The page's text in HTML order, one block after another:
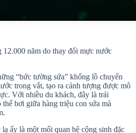
12.000 năm do thay đổi mực nước
“bức tường sứa” khổng lồ chuyển
trong vắt, tạo ra cảnh tượng được mô
Với nhiều du khách, đây là trải
bơi giữa hàng triệu con sứa mà
ấy là một mối quan hệ cộng sinh đặc